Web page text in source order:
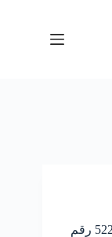
خدمة كهرباء السيارات صباح الناصر 52227338 رقم